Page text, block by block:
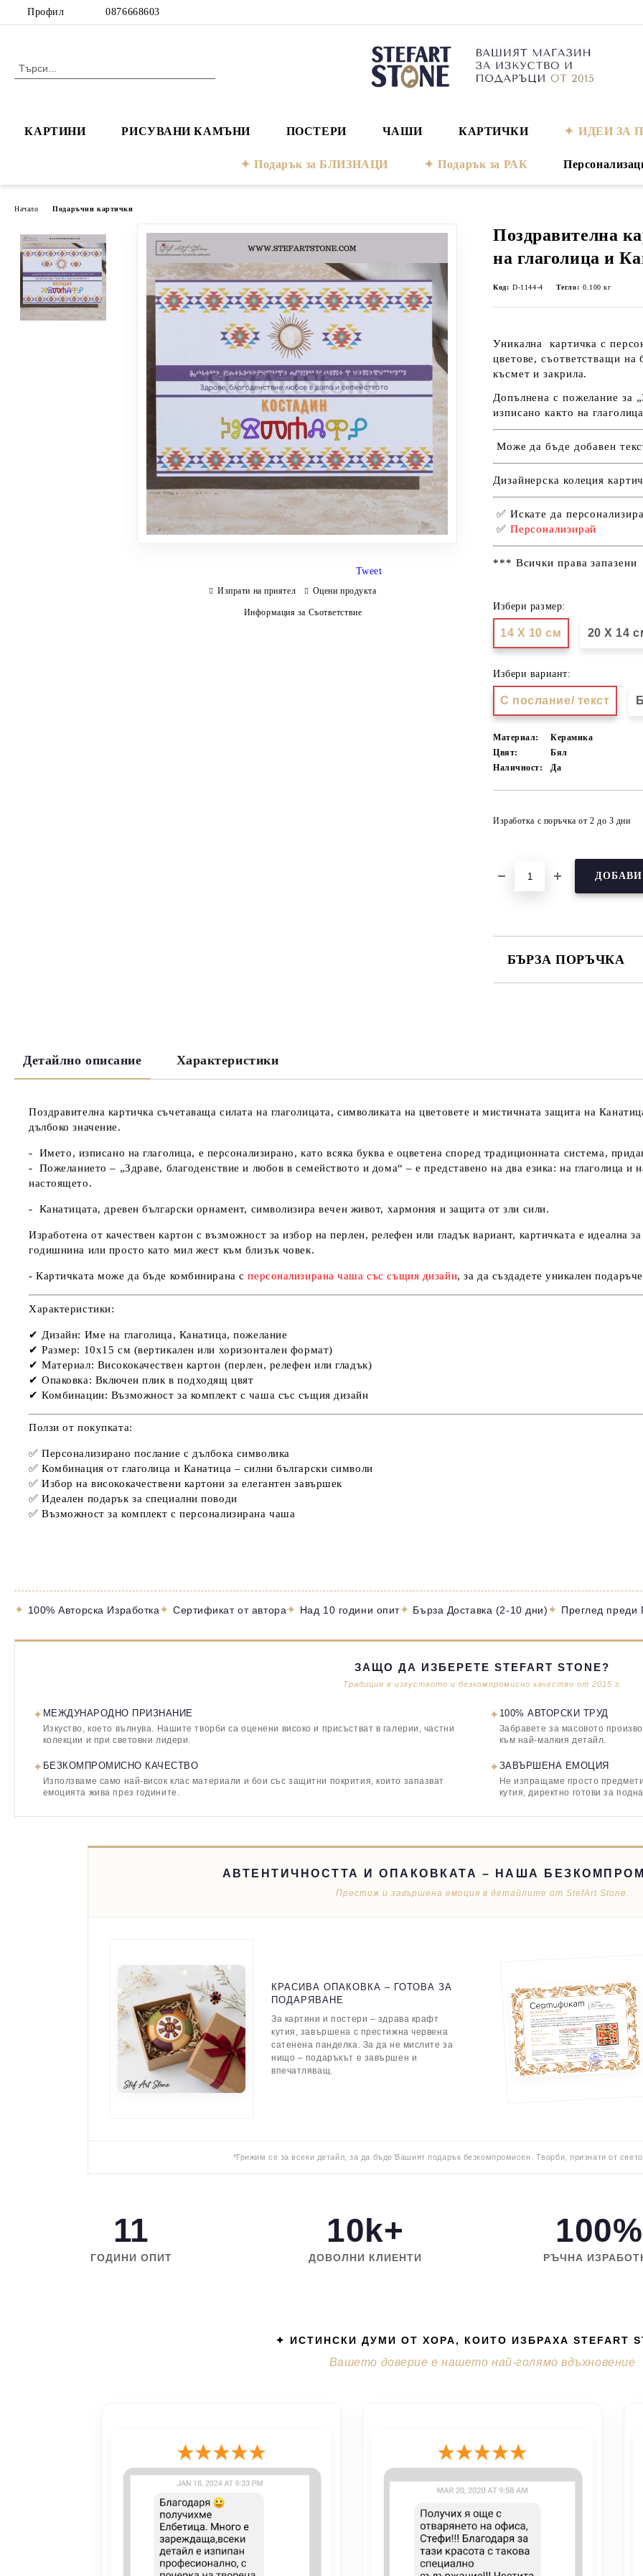
Профил 0876668603
КАРТИНИ РИСУВАНИ КАМЪНИ ПОСТЕРИ ЧАШИ КАРТИЧКИ ИДЕИ ЗА
Подарък за БЛИЗНАЦИ Подарък за РАК
Начало Подаръчни картички
Поздравителна
на глаголица и
Код: D-1144-4 Тегло: 0.100 кг
Уникална картичка с
цветове, съответстващи
късмет и закрила.
Допълнена с пожелание за
изписано както на
Може да бъде добавен
Дизайнерска колеция
✅ Искате да
✅ Персонализирай
*** Всички права запазени
Избери размер:
14 Х 10 см 20 Х 14
Избери вариант:
С послание/ текст
Материал:
Керамика
Цвят:
Бял
Наличност:
Да
Изработка с поръчка от 2 до 3 дни
БЪРЗА ПОРЪЧКА
Tweet
Изпрати на приятел Оцени продукта
Информация за Съответствие
Детайлно описание Характеристики
Поздравителна картичка съчетаваща силата на глаголицата, символиката на цветовете имистичната защита на
дълбоко значение.
- Името, изписано наглаголица, е персонализирано, като всяка буква е оцветена според традиционната система,
- Пожеланието – „Здраве, благоденствие и любов в семейството и дома“ – е представенона два езика:на глаголица и
настоящето.
- Канатицата, древен български орнамент, символизиравечен живот, хармония и защита от зли сили.
Изработена от качествен картон с възможност за избор наперлен, релефен или гладък вариант, картичката е идеална
годишнина или просто като мил жест към близък човек.
-Картичката може да бъде комбинирана с персонализирана чаша със същия дизайн, за да създадетеуникален
Характеристики:
✔ Дизайн: Име на глаголица, Канатица, пожелание
✔Размер: 10х15 см (вертикален или хоризонтален формат)
✔Материал: Висококачествен картон (перлен, релефен или гладък)
✔Опаковка: Включен плик в подходящ цвят
✔Комбинации: Възможност за комплект с чаша със същия дизайн
Ползи от покупката:
✅Персонализирано послание с дълбока символика
✅Комбинация от глаголица и Канатица – силни български символи
✅Избор на висококачествени картони за елегантен завършек
✅Идеален подарък за специални поводи
✅Възможност за комплект с персонализирана чаша
✦ 100% Авторска Изработка✦ Сертификат от автора✦ Над 10 години опит✦ Бърза Доставка (2-10 дни)✦ Преглед
ЗАЩО ДА ИЗБЕРЕТЕ STEFART STONE?
Традиция в изкуството и безкомпромисно качество от 2015 г.
✦ МЕЖДУНАРОДНО ПРИЗНАНИЕ
Изкуство, което вълнува. Нашите творби са оценени високо и присъстват в галерии, частни
колекции и при световни лидери.
✦ 100% АВТОРСКИ ТРУД
Забравете за масовото
към най-малкия детайл.
✦ БЕЗКОМПРОМИСНО КАЧЕСТВО
Използваме само най-висок клас материали и бои със защитни покрития, които запазват
емоцията жива през годините.
✦ЗАВЪРШЕНА ЕМОЦИЯ
Не изпращаме просто
кутия, директно готови за
АВТЕНТИЧНОСТТА И ОПАКОВКАТА – НАША
Престиж и завършена емоция в детайлите от StefArt Stone.
КРАСИВА ОПАКОВКА – ГОТОВА ЗА
ПОДАРЯВАНЕ
За картини и постери – здрава крафт
кутия, завършена с престижна червена
сатенена панделка. За да не мислите за
нищо – подаръкът е завършен и
впечатляващ.
*Грижим се за всеки детайл, за да бъде Вашият подарък безкомпромисен. Творби, признати от
11
ГОДИНИ ОПИТ
10k+
ДОВОЛНИ КЛИЕНТИ
100%
РЪЧНА
✦ ИСТИНСКИ ДУМИ ОТ ХОРА, КОИТО ИЗБРАХА STEFART
Вашето доверие е нашето най-голямо вдъхновение